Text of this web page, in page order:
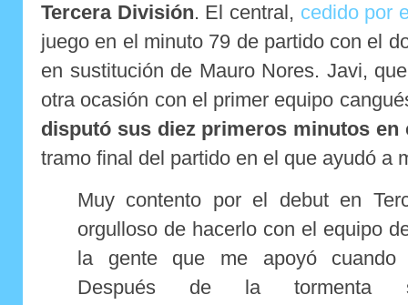
Tercera División. El central, cedido por
juego en el minuto 79 de partido con el
en sustitución de Mauro Nores. Javi,
otra ocasión con el primer equipo
disputó sus diez primeros minutos en
tramo final del partido en el que ayudó a
Muy contento por el debut en
orgulloso de hacerlo con el equipo
la gente que me apoyó cuando
Después de la tormenta